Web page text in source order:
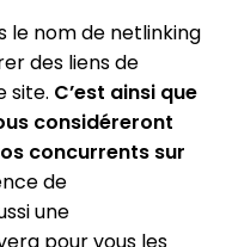
le nom de netlinking
des liens de
site. C’est ainsi que
considéreront
concurrents sur
de
une
pour vous les